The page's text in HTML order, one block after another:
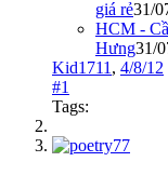
giá rẻ31/
HCM -
Hưng31/
Kid1711 , 4/8/12
#1
Tags: